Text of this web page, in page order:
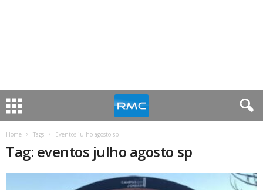
Home Tags Eventos julho agosto sp
Tag: eventos julho agosto sp